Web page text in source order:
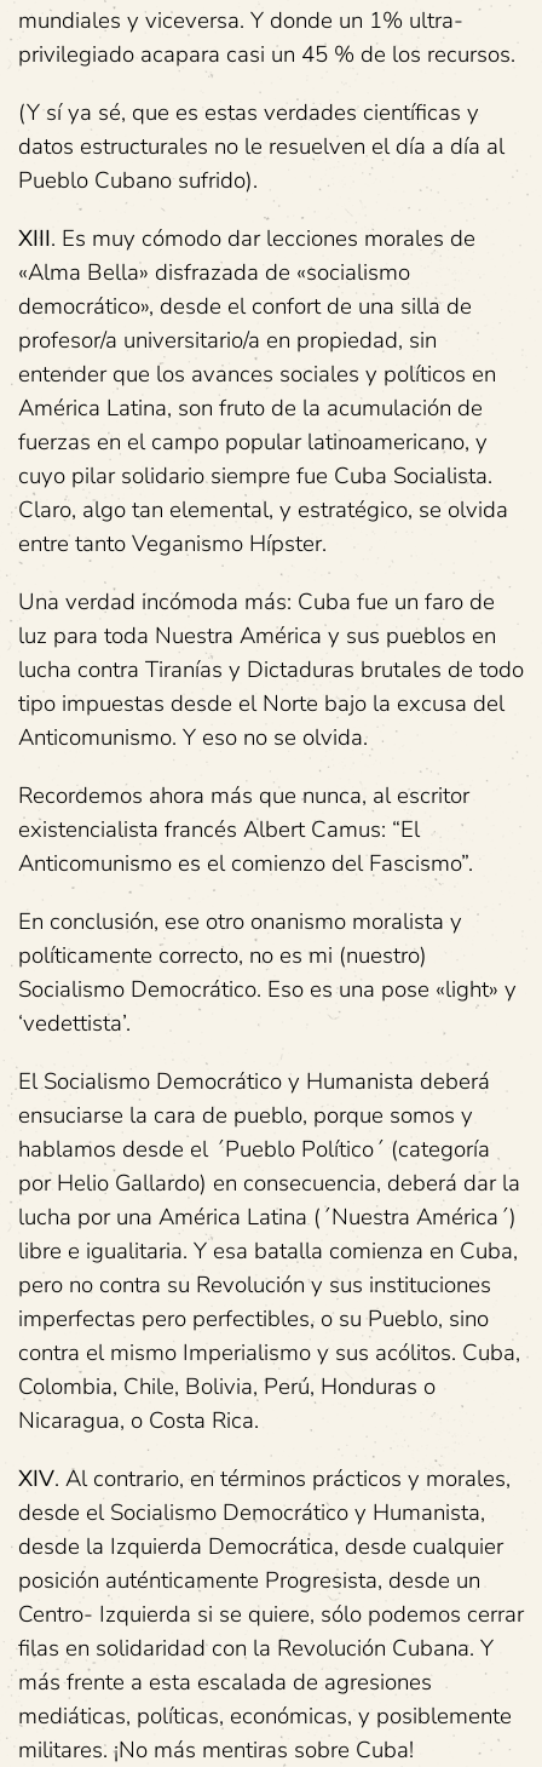
mundiales y viceversa. Y donde un 1% ultra-
privilegiado acapara casi un 45 % de los recursos.
(Y sí ya sé, que es estas verdades científicas y
datos estructurales no le resuelven el día a día al
Pueblo Cubano sufrido).
XIII. Es muy cómodo dar lecciones morales de
«Alma Bella» disfrazada de «socialismo
democrático», desde el confort de una silla de
profesor/a universitario/a en propiedad, sin
entender que los avances sociales y políticos en
América Latina, son fruto de la acumulación de
fuerzas en el campo popular latinoamericano, y
cuyo pilar solidario siempre fue Cuba Socialista.
Claro, algo tan elemental, y estratégico, se olvida
entre tanto Veganismo Hípster.
Una verdad incómoda más: Cuba fue un faro de
luz para toda Nuestra América y sus pueblos en
lucha contra Tiranías y Dictaduras brutales de todo
tipo impuestas desde el Norte bajo la excusa del
Anticomunismo. Y eso no se olvida.
Recordemos ahora más que nunca, al escritor
existencialista francés Albert Camus: “El
Anticomunismo es el comienzo del Fascismo”.
En conclusión, ese otro onanismo moralista y
políticamente correcto, no es mi (nuestro)
Socialismo Democrático. Eso es una pose «light» y
‘vedettista’.
El Socialismo Democrático y Humanista deberá
ensuciarse la cara de pueblo, porque somos y
hablamos desde el ´Pueblo Político´ (categoría
por Helio Gallardo) en consecuencia, deberá dar la
lucha por una América Latina (´Nuestra América´)
libre e igualitaria. Y esa batalla comienza en Cuba,
pero no contra su Revolución y sus instituciones
imperfectas pero perfectibles, o su Pueblo, sino
contra el mismo Imperialismo y sus acólitos. Cuba,
Colombia, Chile, Bolivia, Perú, Honduras o
Nicaragua, o Costa Rica.
XIV. Al contrario, en términos prácticos y morales,
desde el Socialismo Democrático y Humanista,
desde la Izquierda Democrática, desde cualquier
posición auténticamente Progresista, desde un
Centro- Izquierda si se quiere, sólo podemos cerrar
filas en solidaridad con la Revolución Cubana. Y
más frente a esta escalada de agresiones
mediáticas, políticas, económicas, y posiblemente
militares. ¡No más mentiras sobre Cuba!